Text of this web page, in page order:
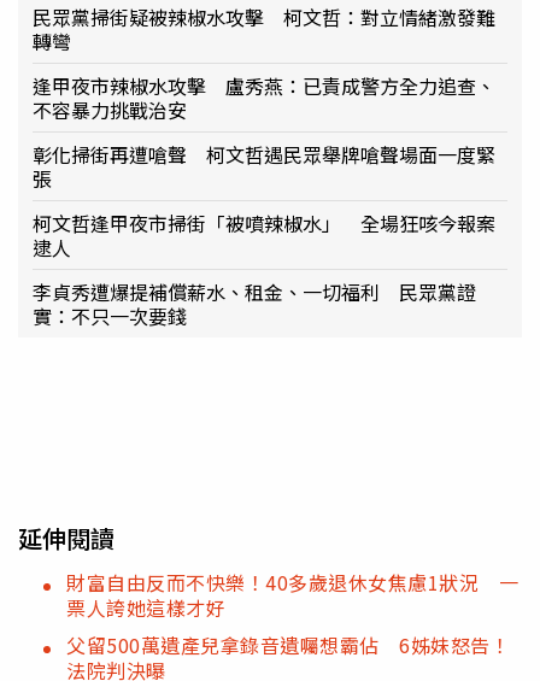
民眾黨掃街疑被辣椒水攻擊 柯文哲：對立情緒激發難
轉彎
逢甲夜市辣椒水攻擊 盧秀燕：已責成警方全力追查、
不容暴力挑戰治安
彰化掃街再遭嗆聲 柯文哲遇民眾舉牌嗆聲場面一度緊
張
柯文哲逢甲夜市掃街「被噴辣椒水」 全場狂咳今報案
逮人
李貞秀遭爆提補償薪水、租金、一切福利 民眾黨證
實：不只一次要錢
延伸閱讀
財富自由反而不快樂！40多歲退休女焦慮1狀況 一
票人誇她這樣才好
父留500萬遺產兒拿錄音遺囑想霸佔 6姊妹怒告！
法院判決曝